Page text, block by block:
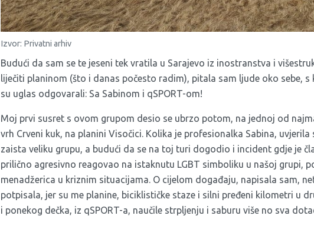
Izvor: Privatni arhiv
Budući da sam se te jeseni tek vratila u Sarajevo iz inostranstva i
liječiti planinom (što i danas počesto radim), pitala sam ljude oko sebe,
su uglas odgovarali: Sa Sabinom i qSPORT-om!
Moj prvi susret s ovom grupom desio se ubrzo potom, na jednoj od
vrh Crveni kuk, na planini Visočici. Kolika je profesionalka Sabina, uvjerila
zaista veliku grupu, a budući da se na toj turi dogodio i incident gdje je
prilično agresivno reagovao na istaknutu LGBT simboliku u našoj grupi,
menadžerica u kriznim situacijama. O cijelom događaju, napisala sam,
potpisala, jer su me planine, biciklističke staze i silni pređeni kilometri u
i ponekog dečka, iz qSPORT-a, naučile strpljenju i saburu više no sva